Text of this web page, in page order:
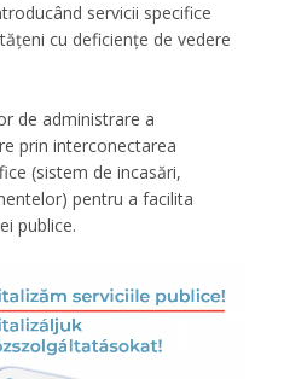
servicii specifice
cu deficiențe de vedere
de administrare a
prin interconectarea
(sistem de incasări,
pentru a facilita
publice.